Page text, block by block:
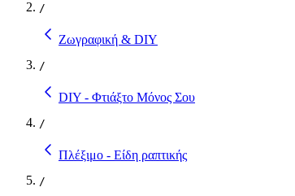
/
Ζωγραφική & DIY
/
DIY - Φτιάξτο Μόνος Σου
/
Πλέξιμο - Είδη ραπτικής
/